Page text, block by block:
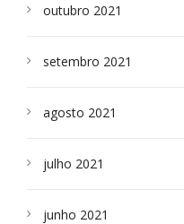
outubro 2021
setembro 2021
agosto 2021
julho 2021
junho 2021